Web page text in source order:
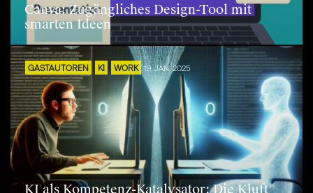
Canva: Zugängliches Design-Tool mit
smarten Ideen
GASTAUTOREN KI WORK 19. JAN. 2025
KI als Kompetenz-Katalysator: Die Kluft